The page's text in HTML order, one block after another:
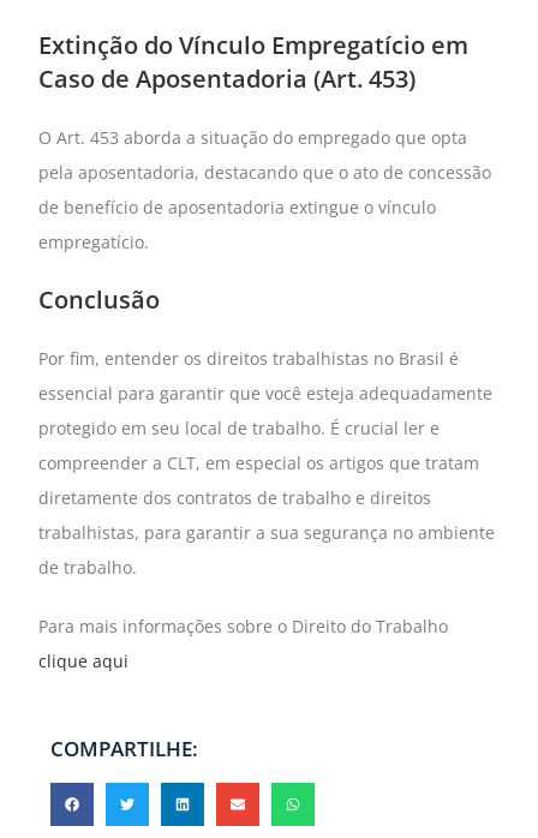
Extinção do Vínculo Empregatício em
Caso de Aposentadoria (Art. 453)
O Art. 453 aborda a situação do empregado que opta
pela aposentadoria, destacando que o ato de concessão
de benefício de aposentadoria extingue o vínculo
empregatício.
Conclusão
Por fim, entender os direitos trabalhistas no Brasil é
essencial para garantir que você esteja adequadamente
protegido em seu local de trabalho. É crucial ler e
compreender a CLT, em especial os artigos que tratam
diretamente dos contratos de trabalho e direitos
trabalhistas, para garantir a sua segurança no ambiente
de trabalho.
Para mais informações sobre o Direito do Trabalho
clique aqui
COMPARTILHE: